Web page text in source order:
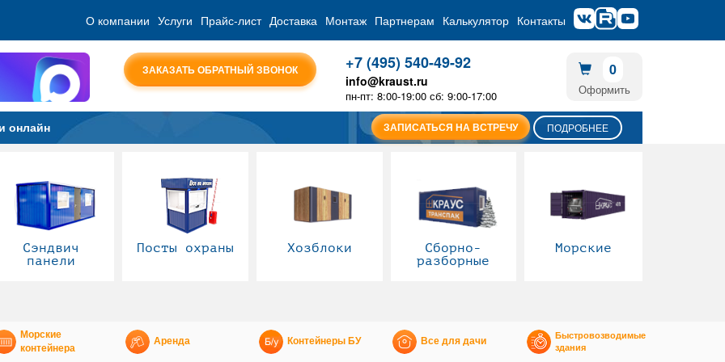
О компании Услуги Прайс-лист Доставка Монтаж Партнерам Калькулятор Контакты
ЗАКАЗАТЬ ОБРАТНЫЙ ЗВОНОК +7 (495) 540-49-92
info@kraust.ru
пн-пт: 8:00-19:00 сб: 9:00-17:00
0
Оформить
онлайн ЗАПИСАТЬСЯ НА ВСТРЕЧУ ПОДРОБНЕЕ
Сэндвич
панели
Посты охраны Хозблоки
Сборно-
разборные
Морские
Морские
контейнера
Аренда Контейнеры БУ Все для дачи
Быстровозводимые
здания